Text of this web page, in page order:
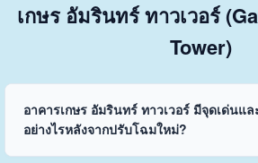
เกษร อัมรินทร์ ทาวเวอร์
Tower)
อาคารเกษร อัมรินทร์ ทาวเวอร์ มีจุดเด่น
อย่างไรหลังจากปรับโฉมใหม่?